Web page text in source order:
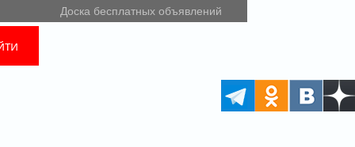
Доска бесплатных объявлений